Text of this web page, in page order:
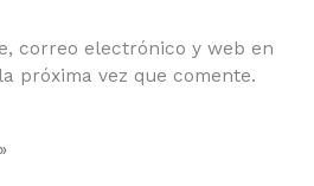
correo electrónico y web